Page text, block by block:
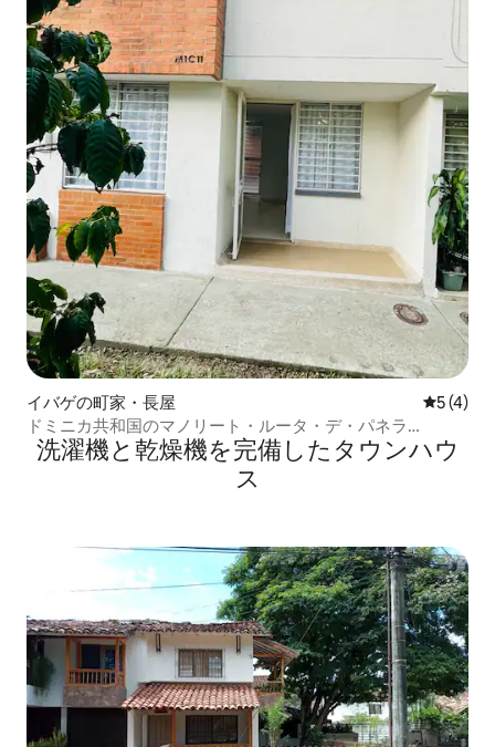
イバゲの町家・長屋 レビュー
5 (4)
ドミニカ共和国のマノリート・ルータ・デ・パネラ
（Manolito Ruta de Panela）のスポーツパーク。
洗濯機と乾燥機を完備したタウンハウ
ス